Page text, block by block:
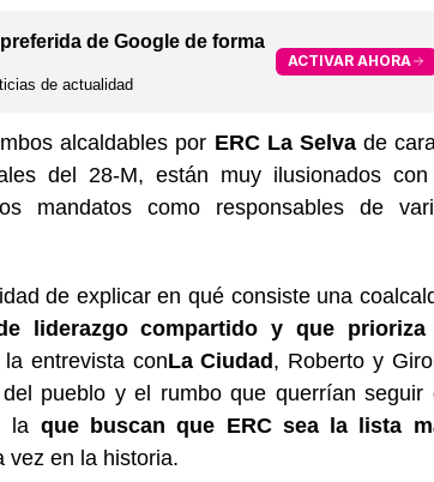
de Google de forma
de actualidad
ACTIVAR AHORA
alcaldables por ERC La Selvade
del 28-M, están muy ilusionados
mandatos como responsables de
de explicar en qué consiste una
liderazgo compartido y que prioriza
entrevista conLa Ciudad, Roberto y
pueblo y el rumbo que querrían seguir
la que buscan que ERC sea la lista
en la historia.